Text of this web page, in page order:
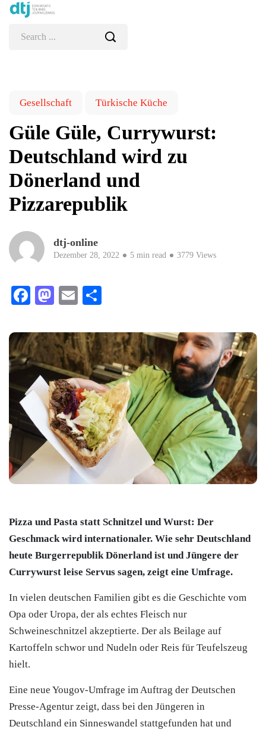
Gesellschaft Türkische Küche
Güle Güle, Currywurst:
Deutschland wird zu
Dönerland und
Pizzarepublik
dtj-online
Dezember 28, 2022 5 min read 3779 Views
Facebook
Mastodon
Email
Pizza und Pasta statt Schnitzel und Wurst: Der
Geschmack wird internationaler. Wie sehr Deutschland
heute Burgerrepublik Dönerland ist und Jüngere der
Currywurst leise Servus sagen, zeigt eine Umfrage.
In vielen deutschen Familien gibt es die Geschichte vom
Opa oder Uropa, der als echtes Fleisch nur
Schweineschnitzel akzeptierte. Der als Beilage auf
Kartoffeln schwor und Nudeln oder Reis für Teufelszeug
hielt.
Eine neue Yougov-Umfrage im Auftrag der Deutschen
Presse-Agentur zeigt, dass bei den Jüngeren in
Deutschland ein Sinneswandel stattgefunden hat und